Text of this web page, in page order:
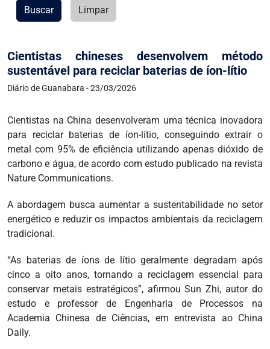
Cientistas chineses desenvolvem método
sustentável para reciclar baterias de íon-lítio
Diário de Guanabara - 23/03/2026
Cientistas na China desenvolveram uma técnica inovadora
para reciclar baterias de íon-lítio, conseguindo extrair o
metal com 95% de eficiência utilizando apenas dióxido de
carbono e água, de acordo com estudo publicado na revista
Nature Communications.
A abordagem busca aumentar a sustentabilidade no setor
energético e reduzir os impactos ambientais da reciclagem
tradicional.
“As baterias de íons de lítio geralmente degradam após
cinco a oito anos, tornando a reciclagem essencial para
conservar metais estratégicos”, afirmou Sun Zhi, autor do
estudo e professor de Engenharia de Processos na
Academia Chinesa de Ciências, em entrevista ao China
Daily.
Buscar Limpar